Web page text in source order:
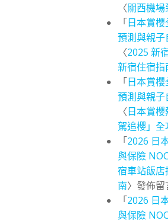
〈關西機
「日本賞
預測與親子
〈2025 新
新宿住宿指
「日本賞
預測與親子
〈日本賞
駕追櫻」
「2026 日
與保險
宿車站飯
南〉發佈留
「2026 日
與保險